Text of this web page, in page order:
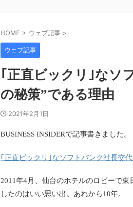
HOME > ウェブ記事 >
ウェブ記事
｢正直ビックリ｣なソ
の秘策”である理由
2021年2月1日
BUSINESS INSIDERで記事書きました。
｢正直ビックリ｣なソフトバンク社長交
2011年4月、仙台のホテルのロビーで
したのはいい思い出。あれから10年。